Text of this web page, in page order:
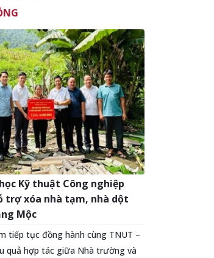
Kỹ thuật Công nghiệp
trợ xóa nhà tạm, nhà dột
Mộc
tiếp tục đồng hành cùng TNUT –
quả hợp tác giữa Nhà trường và